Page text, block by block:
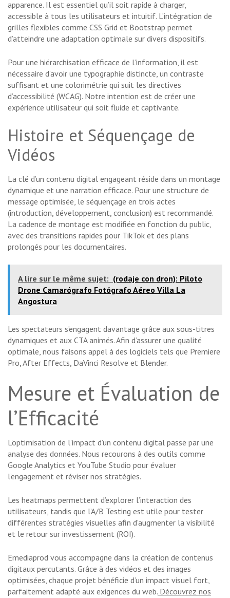
apparence. Il est essentiel qu’il soit rapide à charger,
accessible à tous les utilisateurs et intuitif. L’intégration de
grilles flexibles comme CSS Grid et Bootstrap permet
d’atteindre une adaptation optimale sur divers dispositifs.
Pour une hiérarchisation efficace de l’information, il est
nécessaire d’avoir une typographie distincte, un contraste
suffisant et une colorimétrie qui suit les directives
d’accessibilité (WCAG). Notre intention est de créer une
expérience utilisateur qui soit fluide et captivante.
Histoire et Séquençage de
Vidéos
La clé d’un contenu digital engageant réside dans un montage
dynamique et une narration efficace. Pour une structure de
message optimisée, le séquençage en trois actes
(introduction, développement, conclusion) est recommandé.
La cadence de montage est modifiée en fonction du public,
avec des transitions rapides pour TikTok et des plans
prolongés pour les documentaires.
A lire sur le même sujet: (rodaje con dron): Piloto
Drone Camarógrafo Fotógrafo Aéreo Villa La
Angostura
Les spectateurs s’engagent davantage grâce aux sous-titres
dynamiques et aux CTA animés. Afin d’assurer une qualité
optimale, nous faisons appel à des logiciels tels que Premiere
Pro, After Effects, DaVinci Resolve et Blender.
Mesure et Évaluation de
l’Efficacité
L’optimisation de l’impact d’un contenu digital passe par une
analyse des données. Nous recourons à des outils comme
Google Analytics et YouTube Studio pour évaluer
l’engagement et réviser nos stratégies.
Les heatmaps permettent d’explorer l’interaction des
utilisateurs, tandis que l’A/B Testing est utile pour tester
différentes stratégies visuelles afin d’augmenter la visibilité
et le retour sur investissement (ROI).
Emediaprod vous accompagne dans la création de contenus
digitaux percutants. Grâce à des vidéos et des images
optimisées, chaque projet bénéficie d’un impact visuel fort,
parfaitement adapté aux exigences du web. Découvrez nos